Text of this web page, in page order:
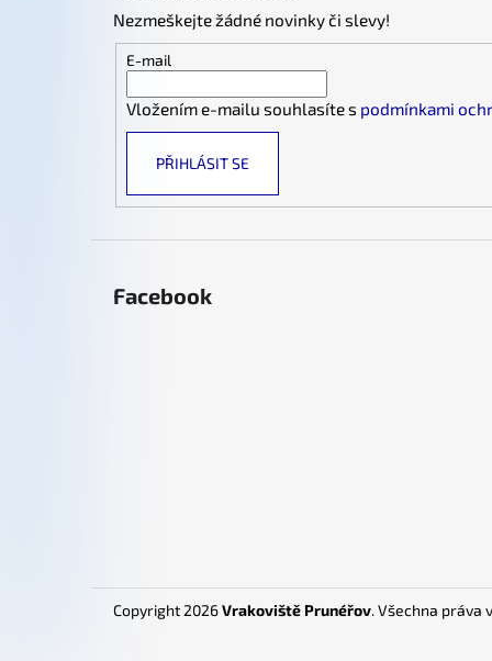
Nezmeškejte žádné novinky či slevy!
E-mail
Vložením e-mailu souhlasíte s podmínkami
PŘIHLÁSIT SE
Facebook
Copyright 2026Vrakoviště Prunéřov. Všechna práva